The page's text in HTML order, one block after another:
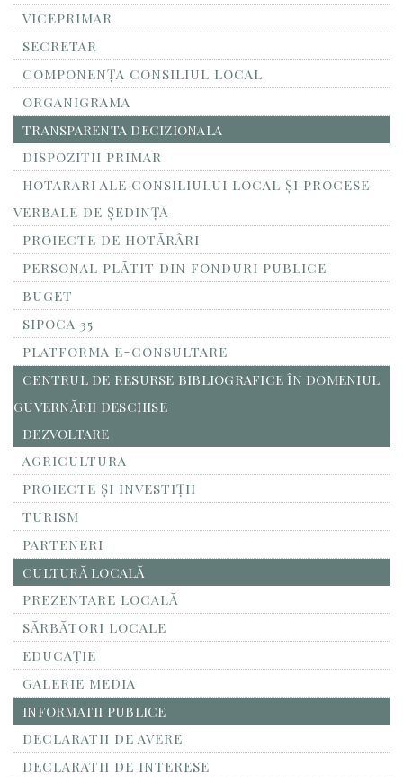
VICEPRIMAR
SECRETAR
COMPONENȚA CONSILIUL LOCAL
ORGANIGRAMA
TRANSPARENTA DECIZIONALA
DISPOZITII PRIMAR
HOTARARI ALE CONSILIULUI LOCAL ȘI PROCESE
VERBALE DE ȘEDINȚĂ
PROIECTE DE HOTĂRÂRI
PERSONAL PLĂTIT DIN FONDURI PUBLICE
BUGET
SIPOCA 35
PLATFORMA E-CONSULTARE
CENTRUL DE RESURSE BIBLIOGRAFICE ÎN DOMENIUL
GUVERNĂRII DESCHISE
DEZVOLTARE
AGRICULTURA
PROIECTE ȘI INVESTIȚII
TURISM
PARTENERI
CULTURĂ LOCALĂ
PREZENTARE LOCALĂ
SĂRBĂTORI LOCALE
EDUCAȚIE
GALERIE MEDIA
INFORMATII PUBLICE
DECLARATII DE AVERE
DECLARATII DE INTERESE